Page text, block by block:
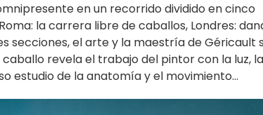
en un recorrido dividido en cinco
la carrera libre de caballos, Londres:
secciones, el arte y la maestría de Géricault
revela el trabajo del pintor con la luz,
estudio de la anatomía y el movimiento...